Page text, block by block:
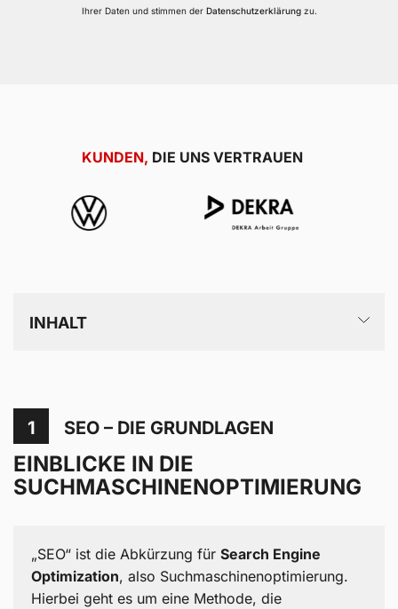
Ihrer Daten und stimmen der Datenschutzerklärungzu.
KUNDEN, DIE UNS VERTRAUEN
INHALT
Crawling & Indexierung bei Google: Findest du
dich bei Google?
Strategische & taktische
Autorität und Expertise: essenzielle SEO-Tipps
Suchmaschinenoptimierung: Tipps rund um Trends
1 SEO – DIE GRUNDLAGEN
EINBLICKE IN DIE
SUCHMASCHINEN­OPTIMIERUNG
„SEO“ ist die Abkürzung für Search Engine
Optimization, also Suchmaschinenoptimierung.
Hierbei geht es um eine Methode, die